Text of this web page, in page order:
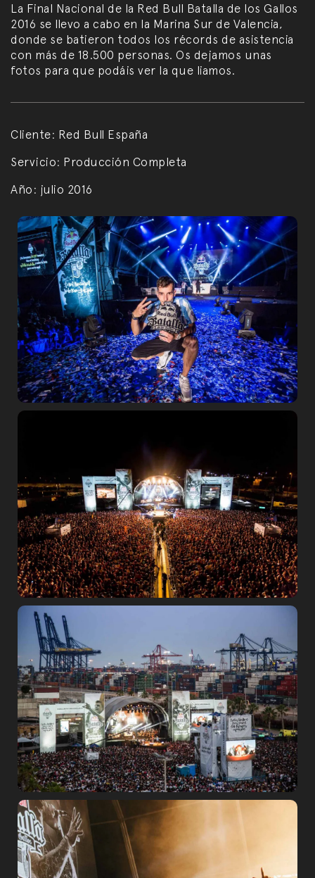
La Final Nacional de la Red Bull Batalla de los Gallos
2016 se llevo a cabo en la Marina Sur de Valencia,
donde se batieron todos los récords de asistencia
con más de 18.500 personas. Os dejamos unas
fotos para que podáis ver la que liamos.
Cliente: Red Bull España
Servicio: Producción Completa
Año: julio 2016